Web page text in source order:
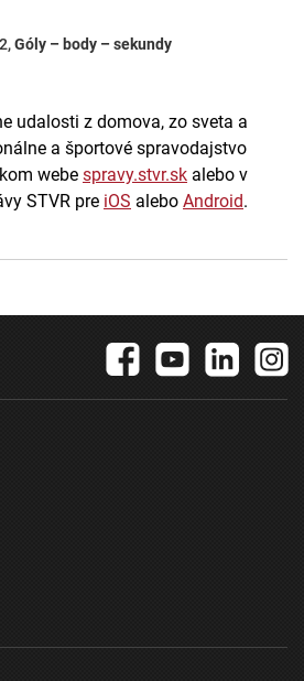
Góly – body – sekundy
udalosti z domova, zo sveta a
a športové spravodajstvo
webe spravy.stvr.sk alebo v
STVR pre iOS alebo Android.